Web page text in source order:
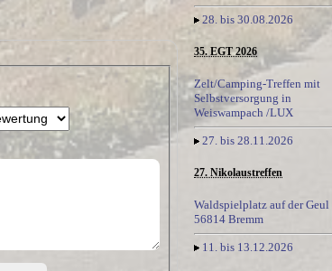
28. bis 30.08.2026
35. EGT 2026
Zelt/Camping-Treffen mit
Selbstversorgung in
Weiswampach /LUX
27. bis 28.11.2026
27. Nikolaustreffen
Waldspielplatz auf der Geul
56814 Bremm
11. bis 13.12.2026